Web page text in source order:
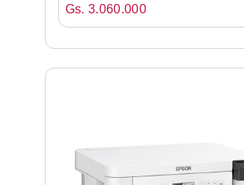
Gs. 3.060.000